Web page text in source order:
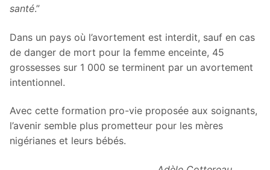
santé.”
Dans un pays où l’avortement est interdit, sauf en cas
de danger de mort pour la femme enceinte, 45
grossesses sur 1 000 se terminent par un avortement
intentionnel.
Avec cette formation pro-vie proposée aux soignants,
l’avenir semble plus prometteur pour les mères
nigérianes et leurs bébés.